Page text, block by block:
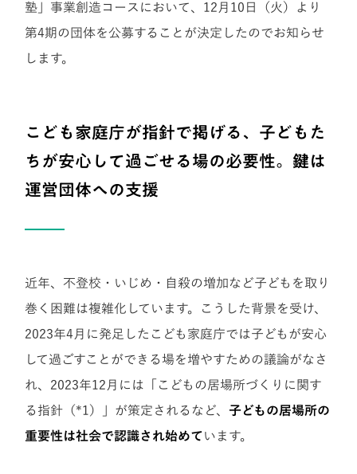
塾」事業創造コースにおいて、12月10日（火）より
第4期の団体を公募することが決定したのでお知らせ
します。
こども家庭庁が指針で掲げる、子どもた
ちが安心して過ごせる場の必要性。鍵は
運営団体への支援
近年、不登校・いじめ・自殺の増加など子どもを取り
巻く困難は複雑化しています。こうした背景を受け、
2023年4月に発足したこども家庭庁では子どもが安心
して過ごすことができる場を増やすための議論がなさ
れ、2023年12月には「こどもの居場所づくりに関す
る指針（*1）」が策定されるなど、 子どもの居場所の
重要性は社会で認識され始めています。